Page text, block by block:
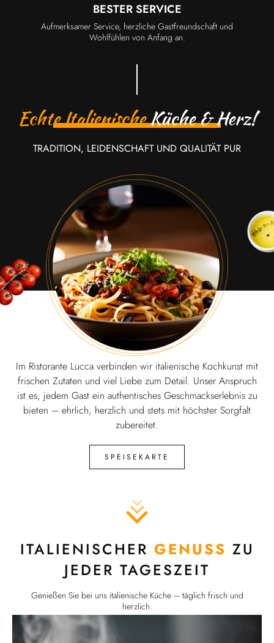
BESTER SERVICE
Aufmerksamer Service, herzliche Gastfreundschaft und
Wohlfühlen von Anfang an.
Echte ItalienischeKüche & Herz!
TRADITION, LEIDENSCHAFT UND QUALITÄT PUR
Im Ristorante Lucca verbinden wir italienische Kochkunst mit
frischen Zutaten und viel Liebe zum Detail. Unser Anspruch
ist es, jedem Gast ein authentisches Geschmackserlebnis zu
bieten – ehrlich, herzlich und stets mit höchster Sorgfalt
zubereitet.
SPEISEKARTE
ITALIENISCHER GENUSS ZU
JEDER TAGESZEIT
Genießen Sie bei uns italienische Küche – täglich frisch und
herzlich.